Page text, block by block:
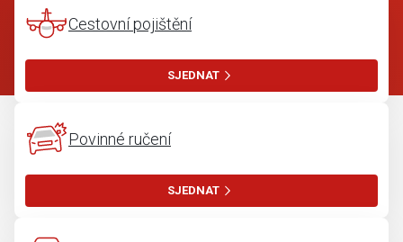
Cestovní pojištění
SJEDNAT
Povinné ručení
SJEDNAT